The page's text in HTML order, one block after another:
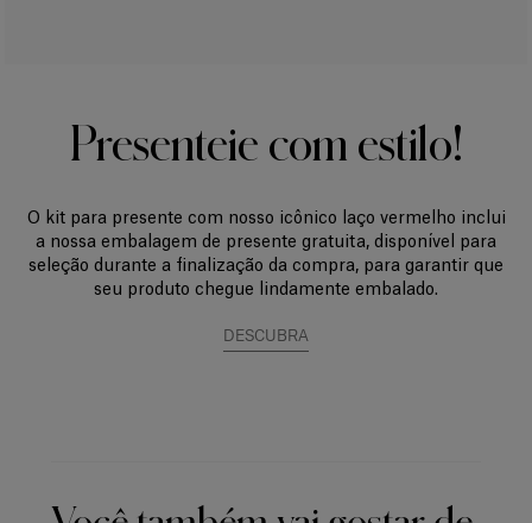
Presenteie com estilo!
O kit para presente com nosso icônico laço vermelho inclui
a nossa embalagem de presente gratuita, disponível para
seleção durante a finalização da compra, para garantir que
seu produto chegue lindamente embalado.
DESCUBRA